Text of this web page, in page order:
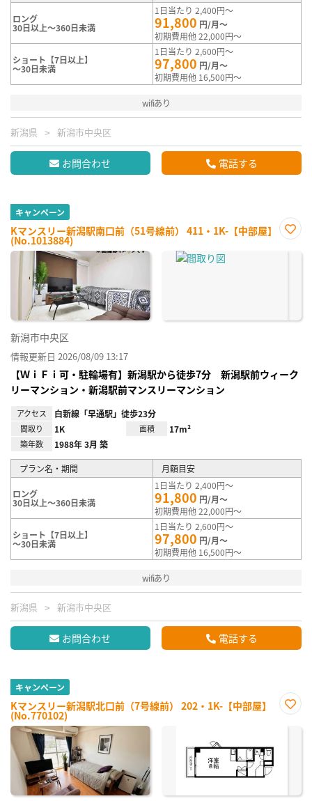
ロング
30日以上～360日未満
1日当たり 2,400円～
91,800 円/月～
初期費用他 22,000円～
ショート【7日以上】
～30日未満
1日当たり 2,600円～
97,800 円/月～
初期費用他 16,500円～
wifiあり
新潟県 新潟市中央区
お問合わせ 電話する
キャンペーン
Kマンスリー新潟駅南口前（51号線前） 411・1K-【中部屋】
(No.1013884)
に入
新潟市中央区
情報更新日 2026/08/09 13:17
【ＷｉＦｉ可・駐輪場有】新潟駅から徒歩7分 新潟駅前ウィーク
リーマンション・新潟駅前マンスリーマンション
アクセス 白新線「早通駅」徒歩23分
間取り 1K 面積 17m²
築年数 1988年 3月 築
プラン名・期間 月額目安
ロング
30日以上～360日未満
1日当たり 2,400円～
91,800 円/月～
初期費用他 22,000円～
ショート【7日以上】
～30日未満
1日当たり 2,600円～
97,800 円/月～
初期費用他 16,500円～
wifiあり
新潟県 新潟市中央区
お問合わせ 電話する
キャンペーン
Kマンスリー新潟駅北口前（7号線前） 202・1K-【中部屋】
(No.770102)
に入